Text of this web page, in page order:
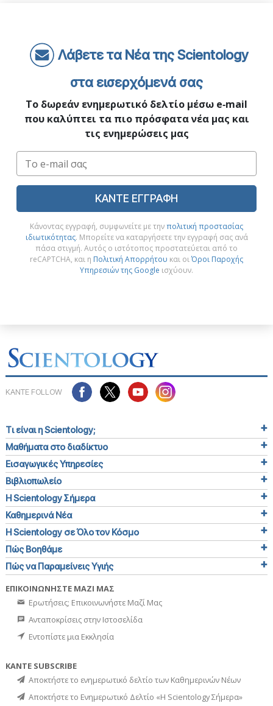
Λάβετε τα Νέα της Scientology
στα εισερχόμενά σας
Το δωρεάν ενημερωτικό δελτίο μέσω e‑mail
που καλύπτει τα πιο πρόσφατα νέα μας και
τις ενημερώσεις μας
ΚΑΝΤΕ ΕΓΓΡΑΦΗ
Κάνοντας εγγραφή, συμφωνείτε με τηνπολιτική προστασίας
ιδιωτικότητας. Μπορείτε να καταργήσετε την εγγραφή σας ανά
πάσα στιγμή. Αυτός ο ιστότοπος προστατεύεται από το
reCAPTCHA, και η Πολιτική Απορρήτου και οιΌροι Παροχής
Υπηρεσιών της Google ισχύουν.
ΚΑΝΤΕ FOLLOW
Τι είναι η Scientology;
Μαθήματα στο διαδίκτυο
Εισαγωγικές Υπηρεσίες
Βιβλιοπωλείο
Η Scientology Σήμερα
Καθημερινά Νέα
Η Scientology σε Όλο τον Κόσμο
Πώς Βοηθάμε
Πώς να Παραμείνεις Υγιής
ΕΠΙΚΟΙΝΩΝΗΣΤΕ ΜΑΖΙ ΜΑΣ
Ερωτήσεις; Επικοινωνήστε Μαζί Μας
Ανταποκρίσεις στην Ιστοσελίδα
Εντοπίστε μια Εκκλησία
ΚΑΝΤΕ SUBSCRIBE
Αποκτήστε το ενημερωτικό δελτίο των Καθημερινών Νέων
Αποκτήστε το Ενημερωτικό Δελτίο «Η Scientology Σήμερα»